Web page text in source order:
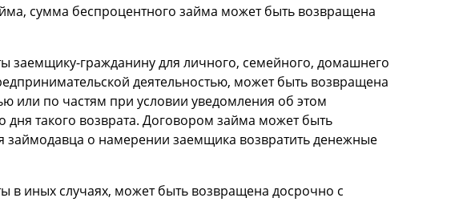
сумма беспроцентного займа может быть возвращена
заемщику-гражданину для личного, семейного, домашнего
деятельностью, может быть возвращена
по частям при условии уведомления об этом
такого возврата. Договором займа может быть
займодавца о намерении заемщика возвратить денежные
в иных случаях, может быть возвращена досрочно с